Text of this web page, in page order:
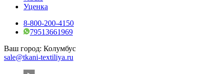
Уценка
8-800-200-4150
79513661969
Ваш город: Колумбус
sale@tkani-textiliya.ru